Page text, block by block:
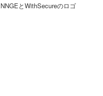
とWithSecureのロゴ